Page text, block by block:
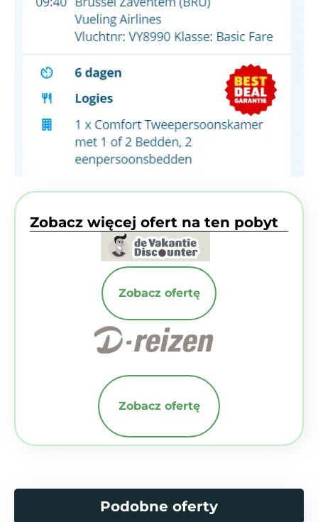
Zobacz więcej ofert na ten pobyt
Zobacz ofertę
Zobacz ofertę
Podobne oferty